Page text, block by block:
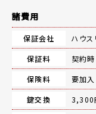
諸費用
保証会社
ハウス
保証料
契約
保険料
要加入
鍵交換
3,300